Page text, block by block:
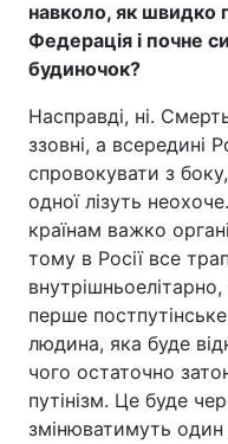
навколо, як швидко
Федерація і почне
будиночок?
Насправді, ні.
ззовні, а всередині
спровокувати з
одної лізуть
країнам важко
тому в Росії все
перше
людина, яка буде
чого остаточно
путінізм. Це буде
змінюватимуть один